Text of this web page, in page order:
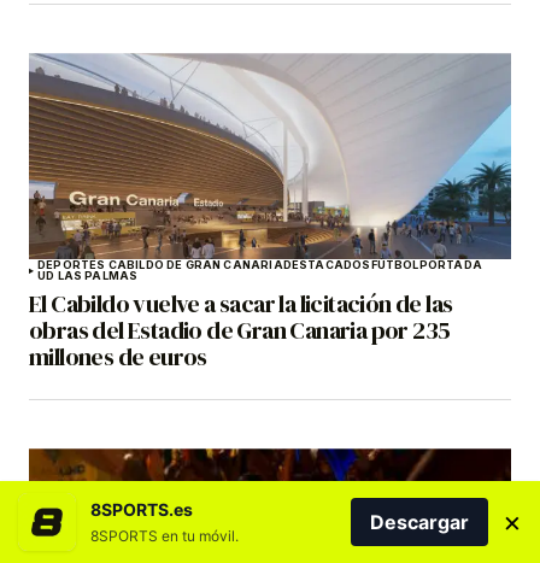
DEPORTES CABILDO DE GRAN CANARIADESTACADOSFÚTBOLPORTADA
UD LAS PALMAS
El Cabildo vuelve a sacar la licitación de las
obras del Estadio de Gran Canaria por 235
millones de euros
8SPORTS.es
8SPORTS en tu móvil.
Descargar ×